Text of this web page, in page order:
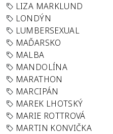
LIZA MARKLUND
LONDÝN
LUMBERSEXUAL
MAĎARSKO
MALBA
MANDOLÍNA
MARATHON
MARCIPÁN
MAREK LHOTSKÝ
MARIE ROTTROVÁ
MARTIN KONVIČKA